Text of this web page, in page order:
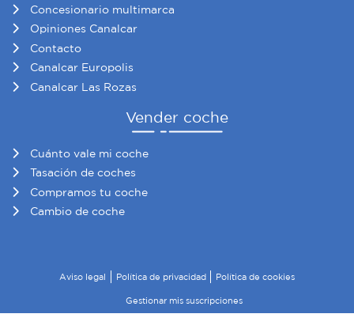
Concesionario multimarca
Opiniones Canalcar
Contacto
Canalcar Europolis
Canalcar Las Rozas
Vender coche
Cuánto vale mi coche
Tasación de coches
Compramos tu coche
Cambio de coche
Aviso legal Política de privacidad Política de cookies
Gestionar mis suscripciones